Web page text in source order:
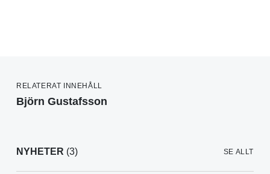
RELATERAT INNEHÅLL
Björn Gustafsson
NYHETER (3) SE ALLT